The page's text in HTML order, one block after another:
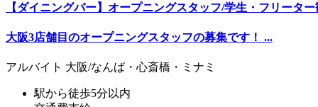
【ダイニングバー】オープニングスタッフ/学生・フリーター
大阪3店舗目のオープニングスタッフの募集です！ ...
アルバイト 大阪/なんば・心斎橋・ミナミ
駅から徒歩5分以内